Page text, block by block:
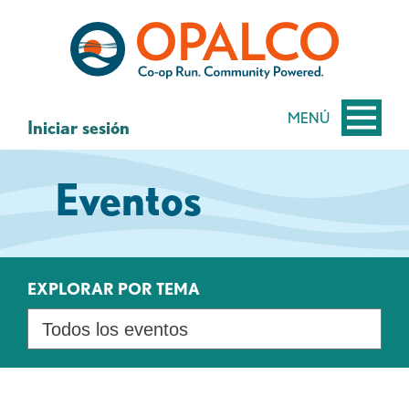
contenido
MENÚ
Iniciar sesión
Eventos
EXPLORAR POR TEMA